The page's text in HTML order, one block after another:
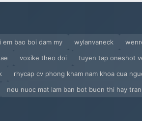
em bao boi dam my wylanvaneck
voxike theo doi
tuyen tap oneshot
rhycap cv phong kham nam khoa cua
neu nuoc mat lam ban bot buon thi hay